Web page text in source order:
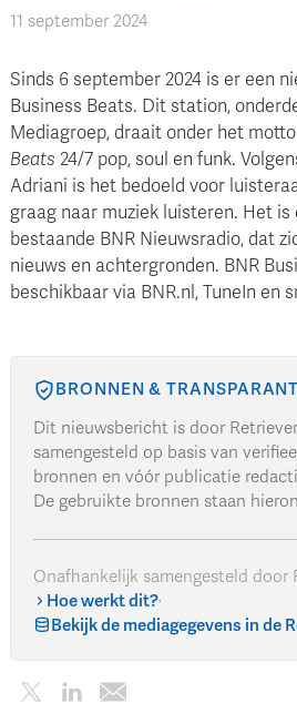
11 september 2024
Sinds 6 september 2024 is er een
Business Beats. Dit station,
Mediagroep, draait onder het motto
Beats 24/7 pop, soul en funk.
Adriani is het bedoeld voor
graag naar muziek luisteren. Het
bestaande BNR Nieuwsradio, dat
nieuws en achtergronden. BNR
beschikbaar via BNR.nl, TuneIn en
BRONNEN &
Dit nieuwsbericht is door
samengesteld op basis van
bronnen en vóór publicatie
De gebruikte bronnen staan
Onafhankelijk samengesteld door
Hoe werkt dit?·
Bekijk de mediagegevens in de